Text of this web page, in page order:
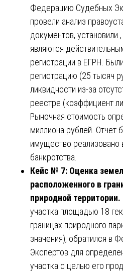
Федерацию Судебных
провели анализ
документов, установили
являются
регистрации в ЕГРН.
регистрацию (25 тысяч
ликвидности из-за
реестре (коэффициент
Рыночная стоимость
миллиона рублей. Отчет
имущество реализовано
банкротства.
Кейс № 7: Оценка
расположенного в
природной территории.
участка площадью 18
границах природного
значения), обратился в
Экспертов для
участка с целью его